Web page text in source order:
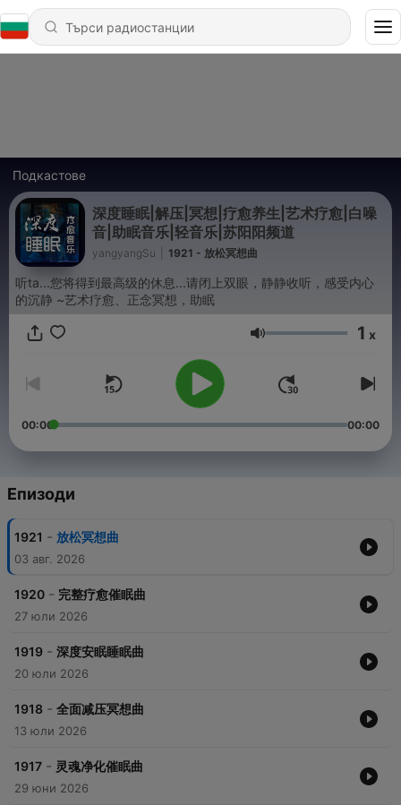
Подкастове
深度睡眠|解压|冥想|疗愈养生|艺术疗愈|白噪
音|助眠音乐|轻音乐|苏阳阳频道
yangyangSu 1921 - 放松冥想曲
听ta...您将得到最高级的休息...请闭上双眼，静静收听，感受内心
的沉静 ~艺术疗愈、正念冥想，助眠
Сила на звука
1 x
00:00 00:00
Епизоди
1921 - 放松冥想曲
03 авг. 2026
1920 - 完整疗愈催眠曲
27 юли 2026
1919 - 深度安眠睡眠曲
20 юли 2026
1918 - 全面减压冥想曲
13 юли 2026
1917 - 灵魂净化催眠曲
29 юни 2026